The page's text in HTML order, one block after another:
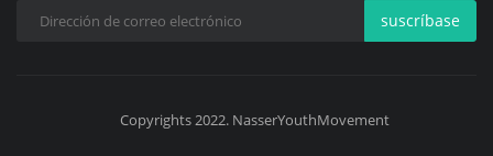
suscríbase
Copyrights 2022. NasserYouthMovement